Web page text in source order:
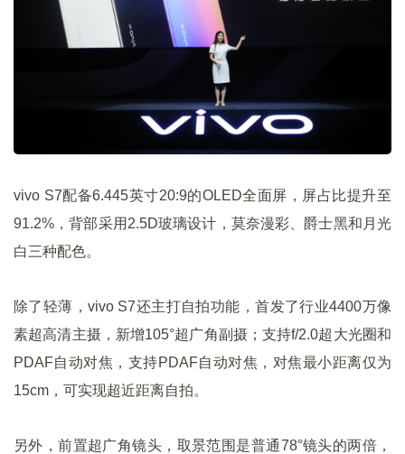
vivo S7配备6.445英寸20:9的OLED全面屏，屏占比提升至
91.2%，背部采用2.5D玻璃设计，莫奈漫彩、爵士黑和月光
白三种配色。
除了轻薄，vivo S7还主打自拍功能，首发了行业4400万像
素超高清主摄，新增105°超广角副摄；支持f/2.0超大光圈和
PDAF自动对焦，支持PDAF自动对焦，对焦最小距离仅为
15cm，可实现超近距离自拍。
另外，前置超广角镜头，取景范围是普通78°镜头的两倍，